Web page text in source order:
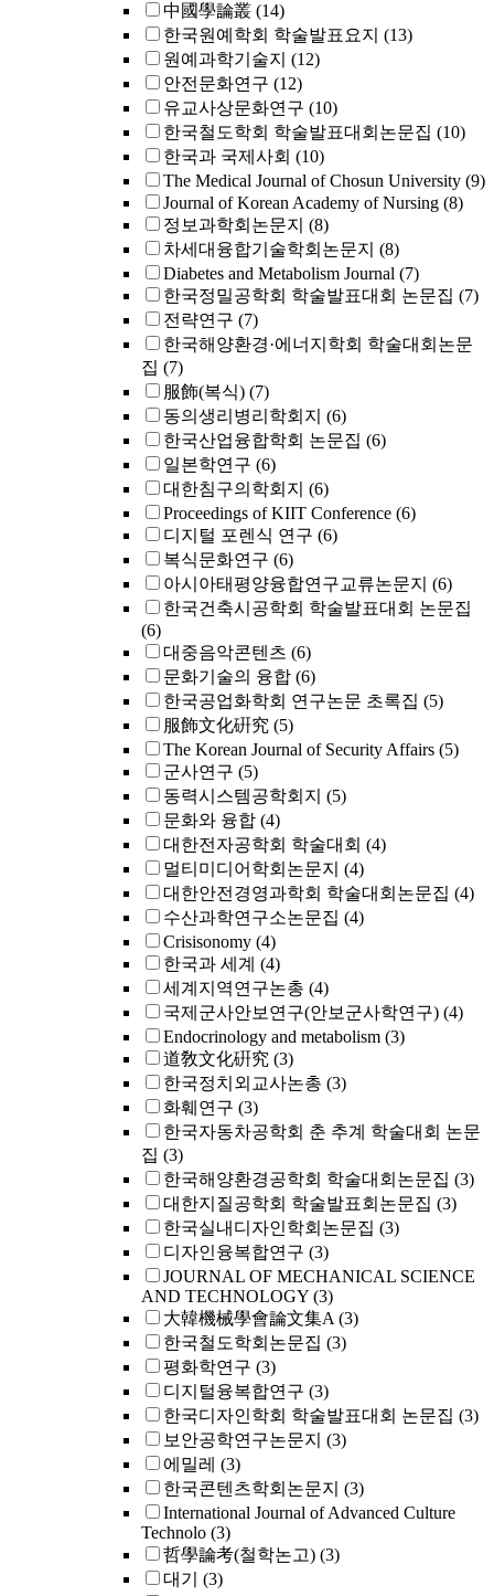
中國學論叢 (14)
한국원예학회 학술발표요지 (13)
원예과학기술지 (12)
안전문화연구 (12)
유교사상문화연구 (10)
한국철도학회 학술발표대회논문집 (10)
한국과 국제사회 (10)
The Medical Journal of Chosun University (9)
Journal of Korean Academy of Nursing (8)
정보과학회논문지 (8)
차세대융합기술학회논문지 (8)
Diabetes and Metabolism Journal (7)
한국정밀공학회 학술발표대회 논문집 (7)
전략연구 (7)
한국해양환경·에너지학회 학술대회논문
집 (7)
服飾(복식) (7)
동의생리병리학회지 (6)
한국산업융합학회 논문집 (6)
일본학연구 (6)
대한침구의학회지 (6)
Proceedings of KIIT Conference (6)
디지털 포렌식 연구 (6)
복식문화연구 (6)
아시아태평양융합연구교류논문지 (6)
한국건축시공학회 학술발표대회 논문집
(6)
대중음악콘텐츠 (6)
문화기술의 융합 (6)
한국공업화학회 연구논문 초록집 (5)
服飾文化硏究 (5)
The Korean Journal of Security Affairs (5)
군사연구 (5)
동력시스템공학회지 (5)
문화와 융합 (4)
대한전자공학회 학술대회 (4)
멀티미디어학회논문지 (4)
대한안전경영과학회 학술대회논문집 (4)
수산과학연구소논문집 (4)
Crisisonomy (4)
한국과 세계 (4)
세계지역연구논총 (4)
국제군사안보연구(안보군사학연구) (4)
Endocrinology and metabolism (3)
道敎文化硏究 (3)
한국정치외교사논총 (3)
화훼연구 (3)
한국자동차공학회 춘 추계 학술대회 논문
집 (3)
한국해양환경공학회 학술대회논문집 (3)
대한지질공학회 학술발표회논문집 (3)
한국실내디자인학회논문집 (3)
디자인융복합연구 (3)
JOURNAL OF MECHANICAL SCIENCE
AND TECHNOLOGY (3)
大韓機械學會論文集A (3)
한국철도학회논문집 (3)
평화학연구 (3)
디지털융복합연구 (3)
한국디자인학회 학술발표대회 논문집 (3)
보안공학연구논문지 (3)
에밀레 (3)
한국콘텐츠학회논문지 (3)
International Journal of Advanced Culture
Technolo (3)
哲學論考(철학논고) (3)
대기
(3)